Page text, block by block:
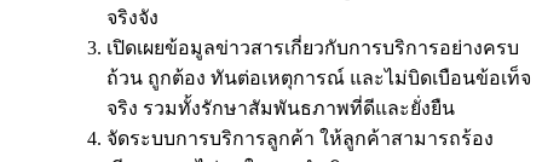
จริงจัง
เปิดเผยข้อมูลข่าวสารเกี่ยวกับการบริการอย่างครบ
ถ้วน ถูกต้อง ทันต่อเหตุการณ์ และไม่บิดเบือนข้อเท็จ
จริง รวมทั้งรักษาสัมพันธภาพที่ดีและยั่งยืน
จัดระบบการบริการลูกค้า ให้ลูกค้าสามารถร้อง